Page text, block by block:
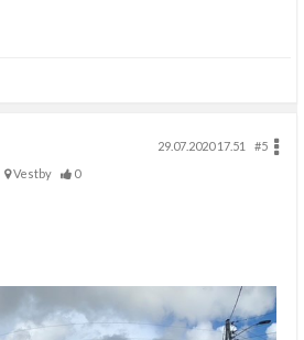
29.07.2020 17.51
#5
Vestby 0